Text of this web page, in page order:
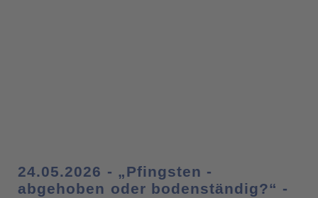
24.05.2026 - „Pfingsten -
abgehoben oder bodenständig?“ -